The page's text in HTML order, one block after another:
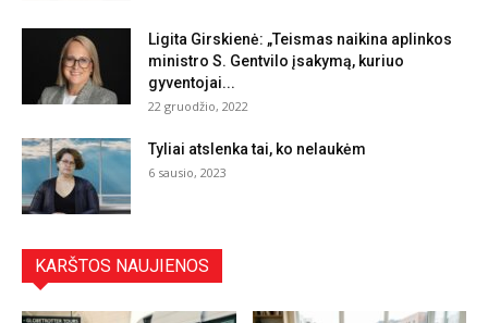
Ligita Girskienė: „Teismas naikina aplinkos
ministro S. Gentvilo įsakymą, kuriuo
gyventojai...
22 gruodžio, 2022
Tyliai atslenka tai, ko nelaukėm
6 sausio, 2023
KARŠTOS NAUJIENOS